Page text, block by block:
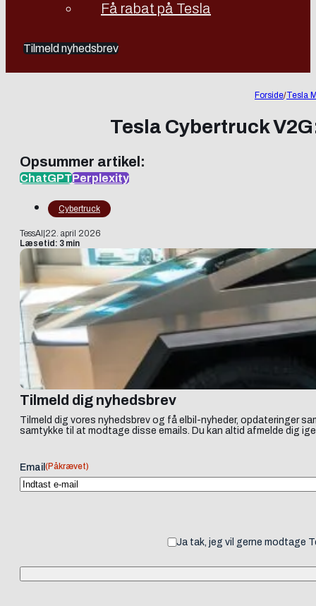
Få rabat på Tesla
Tilmeld nyhedsbrev
Forside/Tesla
Tesla Cybertruck
Opsummer artikel:
ChatGPTPerplexity
Cybertruck
TessAI 22. april 2026
Læsetid: 3 min
Tilmeld dig nyhedsbrev
Tilmeld dig vores nyhedsbrev og få elbil-nyheder, opdateringer
samtykke til at modtage disse emails. Du kan altid afmelde dig
Email (Påkrævet)
Ja tak, jeg vil gerne modtage